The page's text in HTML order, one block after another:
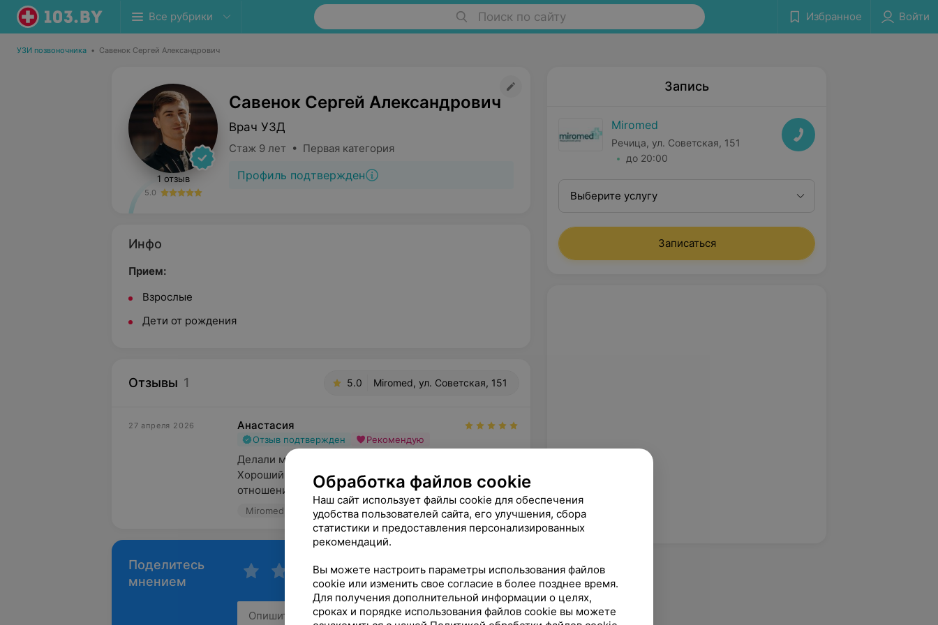
Все рубрики Поиск по сайту Избранное Войти
УЗИ позвоночника • Савенок Сергей Александрович
1 отзыв
5.0
Савенок Сергей Александрович
Врач УЗД
Стаж 9 лет • Первая категория
Профиль подтвержден
Инфо
Прием:
Взрослые
Дети от рождения
Отзывы 1 5.0 Miromed, ул. Советская, 151
27 апреля 2026 Анастасия
Отзыв подтвержден Рекомендую
Делали малышке УЗИ мягких тканей у Савченко С.А.
Хороший специалист! Я увидела очень бережное
отношение к деткам. Всё бы...
Miromed, ул. Советская, 151
Поделитесь
мнением
Запись
Miromed
Речица, ул. Советская, 151
до 20:00
Выберите услугу
Записаться
Обработка файлов cookie
Наш сайт использует файлы cookie для обеспечения
удобства пользователей сайта, его улучшения, сбора
статистики и предоставления персонализированных
рекомендаций.
Вы можете настроить параметры использования файлов
cookie или изменить свое согласие в более позднее время.
Для получения дополнительной информации о целях,
сроках и порядке использования файлов cookie вы можете